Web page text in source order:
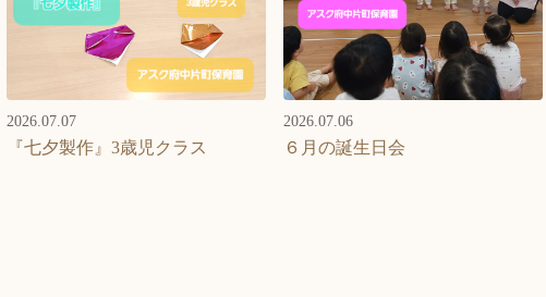
2026.07.07
『七夕製作』3歳児クラス
2026.07.06
６月の誕生日会